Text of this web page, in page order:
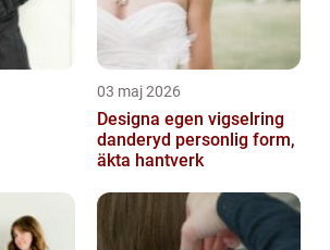
03 maj 2026
Designa egen vigselring
danderyd personlig form,
äkta hantverk